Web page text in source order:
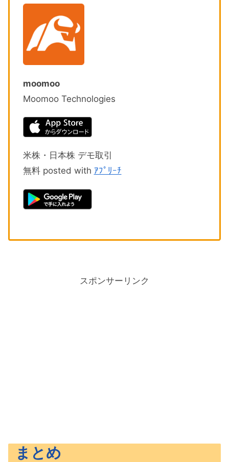
moomoo
Moomoo Technologies
米株・日本株 デモ取引
無料 posted with ｱﾌﾟﾘｰﾁ
スポンサーリンク
まとめ